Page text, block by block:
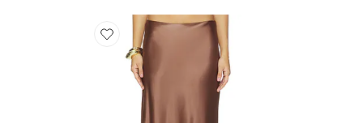
Favorite JUPE QUINN